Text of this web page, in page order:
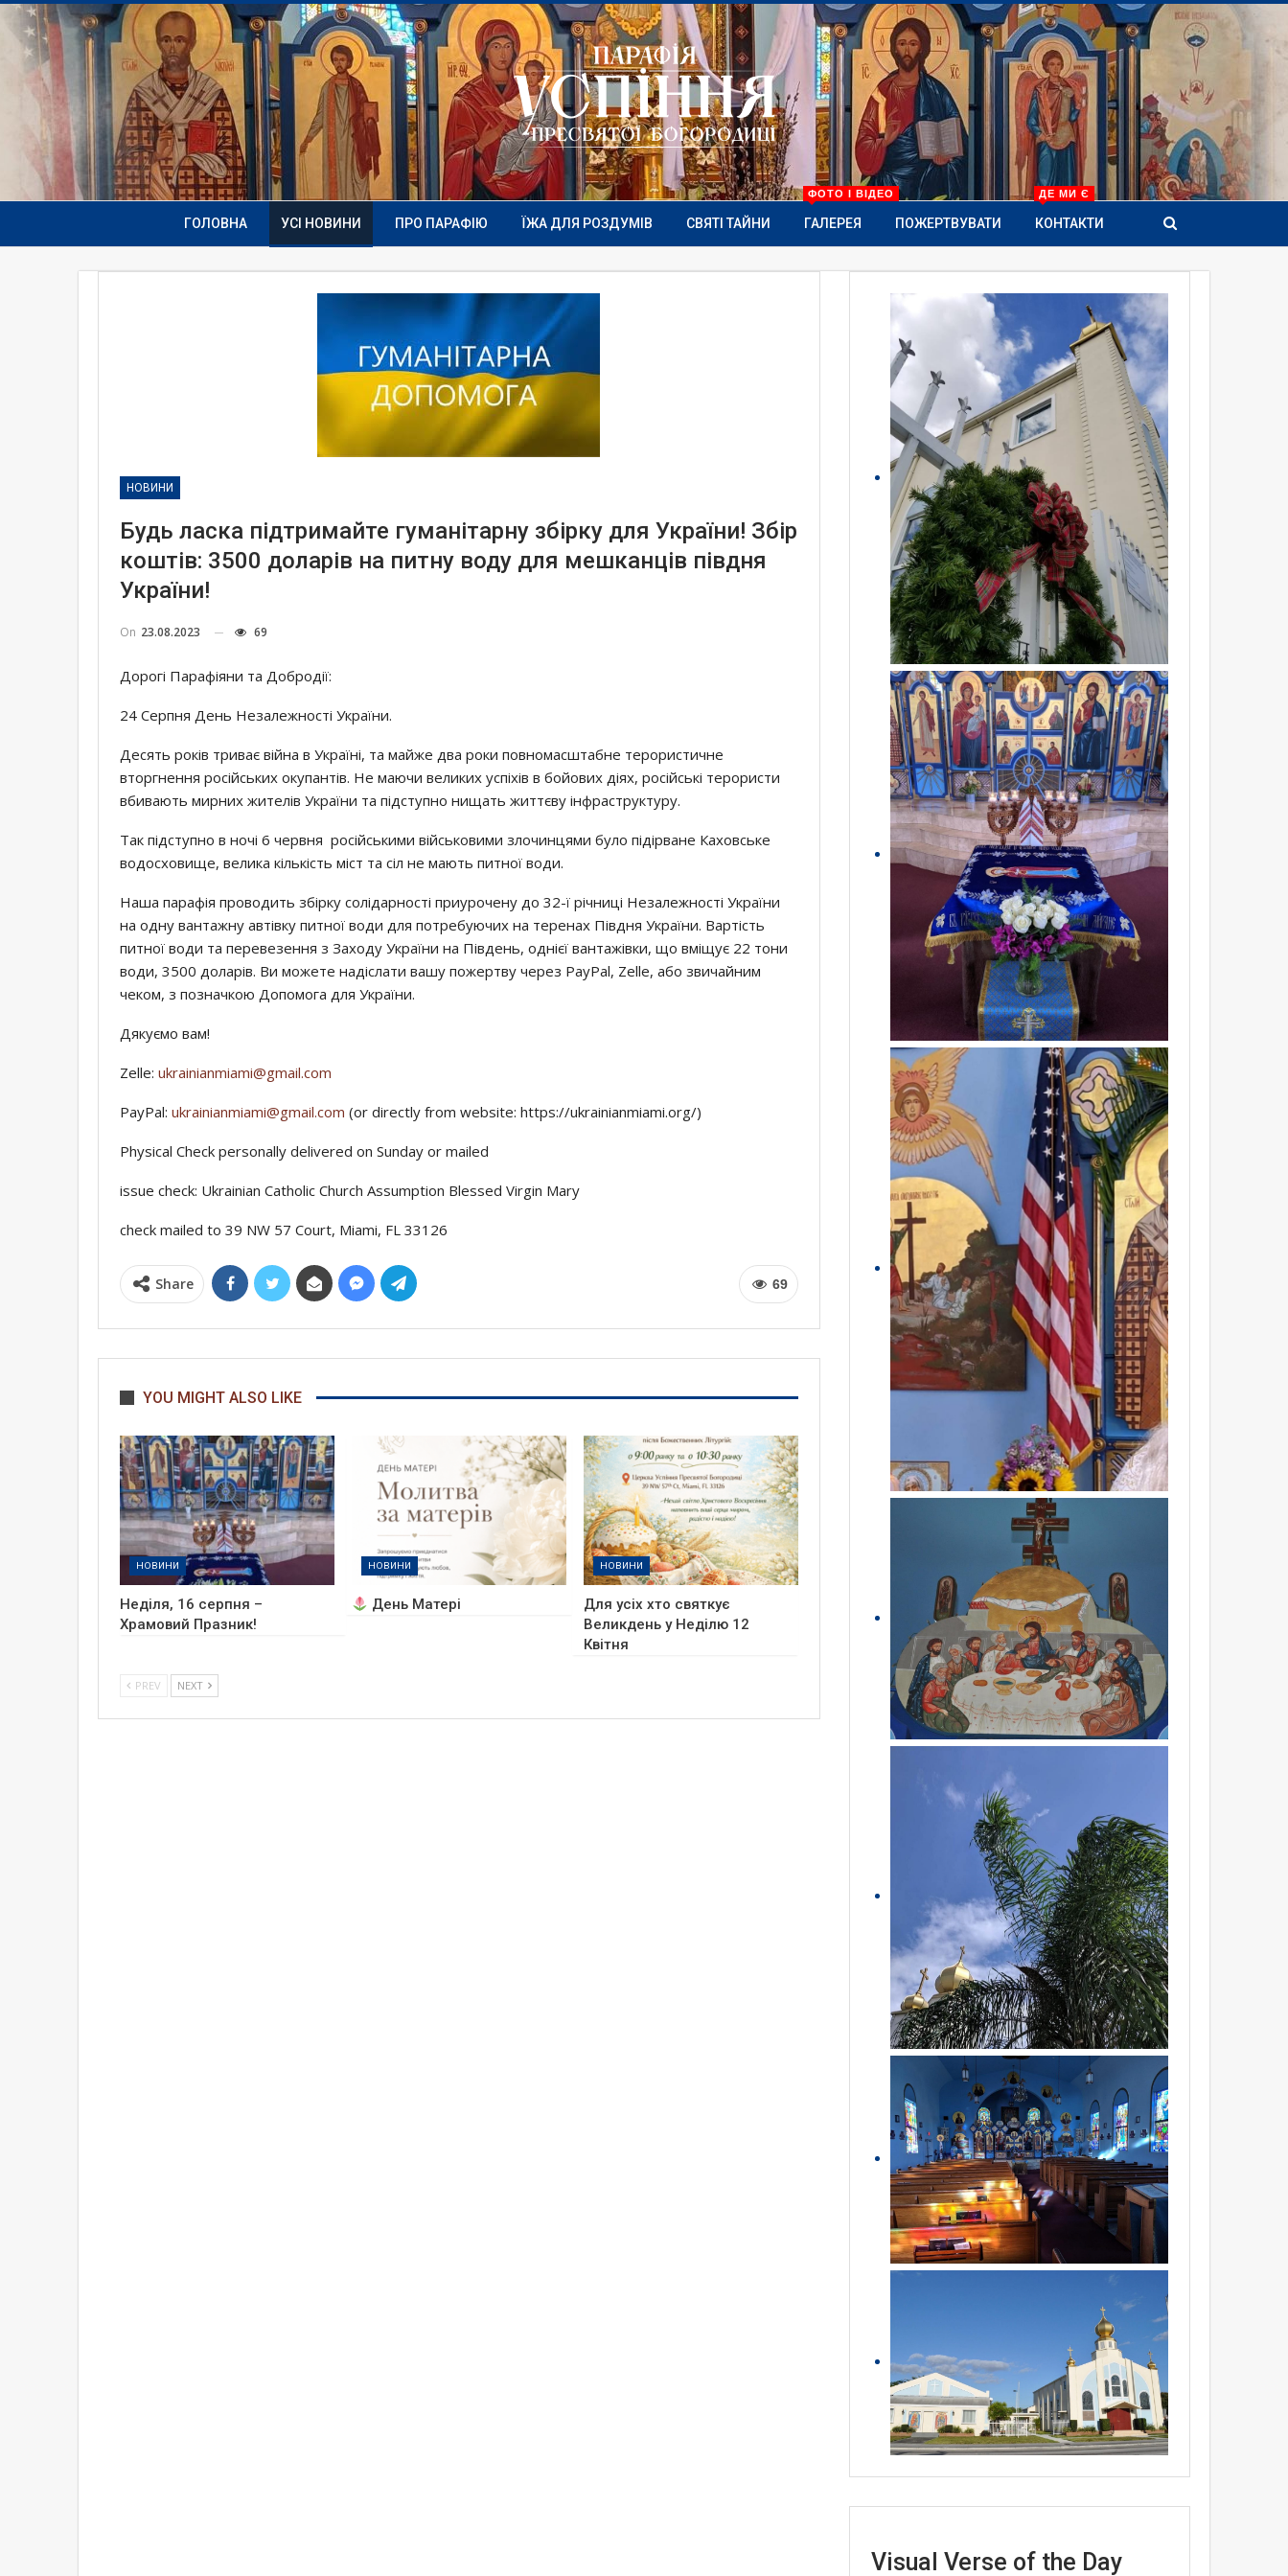
ГОЛОВНА УСІ НОВИНИ ПРО ПАРАФІЮ ЇЖА ДЛЯ РОЗДУМІВ СВЯТІ ТАЙНИ ГАЛЕРЕЯ
ФОТО І ВІДЕО
ПОЖЕРТВУВАТИ КОНТАКТИ
ДЕ МИ Є
MORE
НОВИНИ
Будь ласка підтримайте гуманітарну збірку для України! Збір
коштів: 3500 доларів на питну воду для мешканців півдня
України!
On 23.08.2023 69
Дорогі Парафіяни та Добродії:
24 Серпня День Незалежності України.
Десять років триває війна в Україні, та майже два роки повномасштабне терористичне
вторгнення російських окупантів. Не маючи великих успіхів в бойових діях, російські терористи
вбивають мирних жителів України та підступно нищать життєву інфраструктуру.
Так підступно в ночі 6 червня російськими військовими злочинцями було підірване Каховське
водосховище, велика кількість міст та сіл не мають питної води.
Наша парафія проводить збірку солідарності приурочену до 32-ї річниці Незалежності України
на одну вантажну автівку питної води для потребуючих на теренах Півдня України. Вартість
питної води та перевезення з Заходу України на Південь, однієї вантажівки, що вміщує 22 тони
води, 3500 доларів. Ви можете надіслати вашу пожертву через PayPal, Zelle, або звичайним
чеком, з позначкою Допомога для України.
Дякуємо вам!
Zelle: ukrainianmiami@gmail.com
PayPal: ukrainianmiami@gmail.com (or directly from website: https://ukrainianmiami.org/)
Physical Check personally delivered on Sunday or mailed
issue check: Ukrainian Catholic Church Assumption Blessed Virgin Mary
check mailed to 39 NW 57 Court, Miami, FL 33126
69
Share
YOU MIGHT ALSO LIKE
НОВИНИ
Неділя, 16 серпня –
Храмовий Празник!
НОВИНИ
День Матері
НОВИНИ
Для усіх хто святкує
Великдень у Неділю 12
Квітня
PREV NEXT
Visual Verse of the Day